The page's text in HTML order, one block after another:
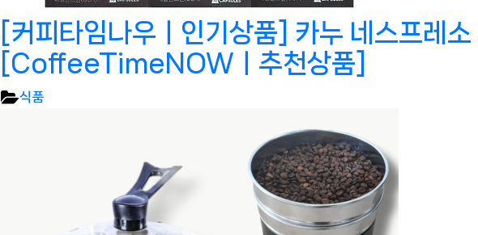
[커피타임나우ㅣ인기상품] 카누 네스프레
[CoffeeTimeNOWㅣ추천상품]
식품